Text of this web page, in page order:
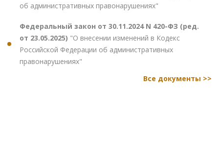
об административных правонарушениях"
Федеральный закон от 30.11.2024 N 420-ФЗ (ред.
от 23.05.2025) "О внесении изменений в Кодекс
Российской Федерации об административных
правонарушениях"
Все документы >>